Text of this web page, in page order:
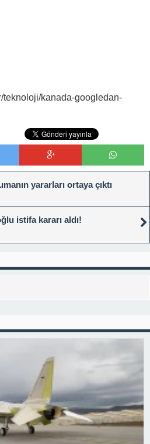
teknoloji/kanada-googledan-
yararları ortaya çıktı
istifa kararı aldı!